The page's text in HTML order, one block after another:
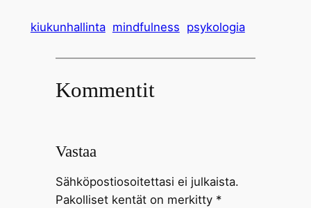
kiukunhallinta mindfulness psykologia
Kommentit
Vastaa
Sähköpostiosoitettasi ei julkaista.
Pakolliset kentät on merkitty *